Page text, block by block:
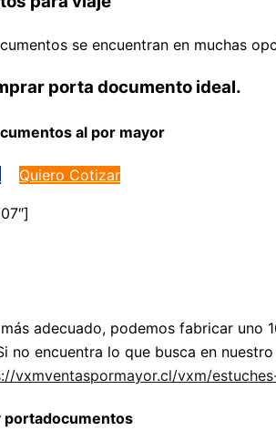
se encuentran en muchas
porta documento ideal.
al por mayor
Quiero Cotizar
adecuado, podemos fabricar
no encuentra lo que busca en
vxmventaspormayor.cl/vxm/
portadocumentos